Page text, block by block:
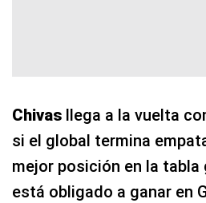
Chivas llega a la vuelta
si el global termina
mejor posición en la tabla
está obligado a ganar en